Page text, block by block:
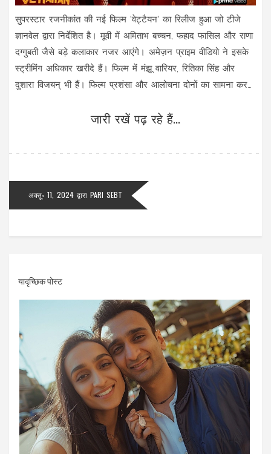
सुपरस्टार रजनीकांत की नई फिल्म 'वेट्टैयन' का रिलीज हुआ जो टीजे
ज्ञानवेल द्वारा निर्देशित है। मूवी में अमिताभ बच्चन, फहाद फासिल और राणा
दग्गुबती जैसे बड़े कलाकार नजर आएंगे। अमेज़न प्राइम वीडियो ने इसके
स्ट्रीमिंग अधिकार खरीदे हैं। फिल्म में मंझू वारियर, रितिका सिंह और
दुशारा विजयन् भी हैं। फिल्म प्रशंसा और आलोचना दोनों का सामना कर
जारी रखें पढ़ रहे हैं...
अक्तू॰ 11, 2024 द्वारा PARI SEBT
यादृच्छिक पोस्ट